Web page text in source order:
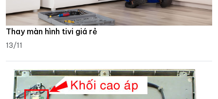
Thay màn hình tivi giá rẻ
13/11